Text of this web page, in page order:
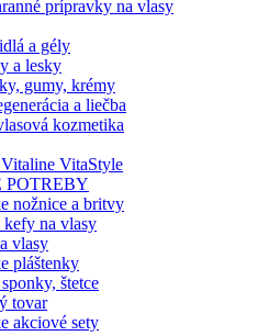
prípravky na vlasy
a gély
a lesky
gumy, krémy
a liečba
kozmetika
VitaStyle
nožnice a britvy
kefy na vlasy
vlasy
pláštenky
štetce
tovar
akciové sety